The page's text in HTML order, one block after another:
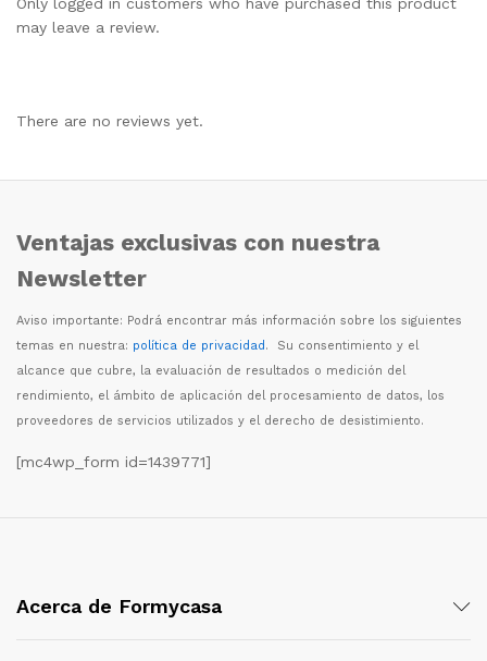
may leave a review.
There are no reviews yet.
Ventajas exclusivas con nuestra
Newsletter
Aviso importante: Podrá encontrar más información sobre los siguientes
temas en nuestra: política de privacidad. Su consentimiento y el
alcance que cubre, la evaluación de resultados o medición del
rendimiento, el ámbito de aplicación del procesamiento de datos, los
proveedores de servicios utilizados y el derecho de desistimiento.
[mc4wp_form id=1439771]
Acerca de Formycasa